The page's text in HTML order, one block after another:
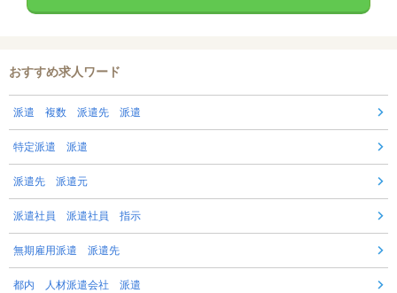
おすすめ求人ワード
派遣 複数 派遣先 派遣
特定派遣 派遣
派遣先 派遣元
派遣社員 派遣社員 指示
無期雇用派遣 派遣先
都内 人材派遣会社 派遣